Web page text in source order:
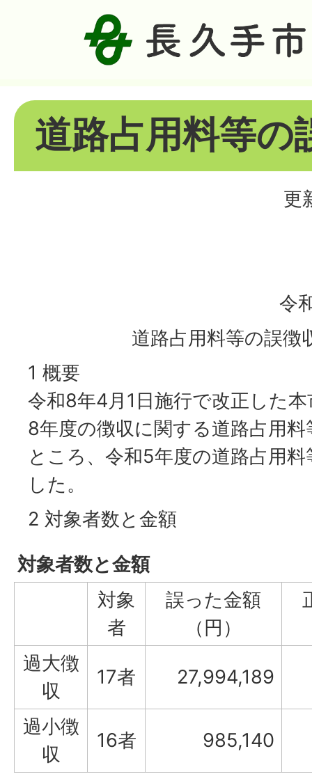
道路占用料等の
更
令
道路占用料等の誤徴
1 概要
令和8年4月1日施行で改正した
8年度の徴収に関する道路占用
ところ、令和5年度の道路占用
した。
2 対象者数と金額
対象者数と金額
対象
者
誤った金額
（円）
過大徴
収
17者 27,994,189
過小徴
収
16者 985,140